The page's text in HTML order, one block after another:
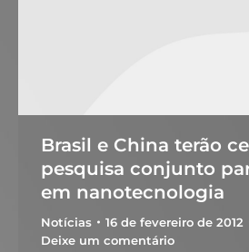
Brasil e China terão
pesquisa conjunto
em nanotecnologia
Notícias
16 de fevereiro de 2012
Deixe um comentário